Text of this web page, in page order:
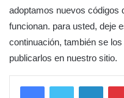
adoptamos nuevos códigos
funcionan. para usted, deje
continuación, también se
publicarlos en nuestro sitio.